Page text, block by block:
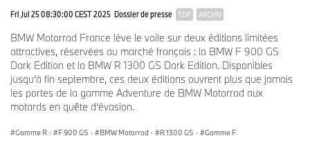
Fri Jul 25 08:30:00 CEST 2025 Dossier de presse TOP ARCHIV
BMW Motorrad France lève le voile sur deux éditions limitées
attractives, réservées au marché français : la BMW F 900 GS
Dark Edition et la BMW R 1300 GS Dark Edition. Disponibles
jusqu’à fin septembre, ces deux éditions ouvrent plus que jamais
les portes de la gamme Adventure de BMW Motorrad aux
motards en quête d’évasion.
Gamme R · F 900 GS · BMW Motorrad · R 1300 GS · Gamme F